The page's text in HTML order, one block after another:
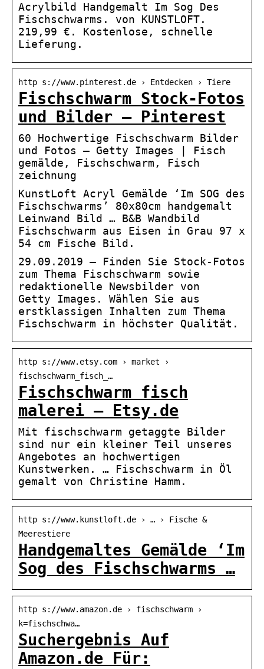
Acrylbild Handgemalt Im Sog Des
Fischschwarms. von KUNSTLOFT.
219,99 €. Kostenlose, schnelle
Lieferung.
http s://www.pinterest.de › Entdecken › Tiere
Fischschwarm Stock-Fotos
und Bilder – Pinterest
60 Hochwertige Fischschwarm Bilder
und Fotos – Getty Images | Fisch
gemälde, Fischschwarm, Fisch
zeichnung
KunstLoft Acryl Gemälde ‘Im SOG des
Fischschwarms’ 80x80cm handgemalt
Leinwand Bild … B&B Wandbild
Fischschwarm aus Eisen in Grau 97 x
54 cm Fische Bild.
29.09.2019 – Finden Sie Stock-Fotos
zum Thema Fischschwarm sowie
redaktionelle Newsbilder von
Getty Images. Wählen Sie aus
erstklassigen Inhalten zum Thema
Fischschwarm in höchster Qualität.
http s://www.etsy.com › market ›
fischschwarm_fisch_…
Fischschwarm fisch
malerei – Etsy.de
Mit fischschwarm getaggte Bilder
sind nur ein kleiner Teil unseres
Angebotes an hochwertigen
Kunstwerken. … Fischschwarm in Öl
gemalt von Christine Hamm.
http s://www.kunstloft.de › … › Fische &
Meerestiere
Handgemaltes Gemälde ‘Im
Sog des Fischschwarms …
http s://www.amazon.de › fischschwarm ›
k=fischschwa…
Suchergebnis Auf
Amazon.de Für: